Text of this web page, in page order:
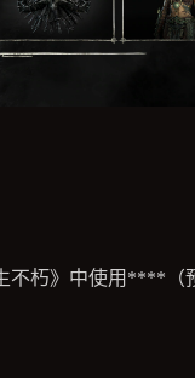
不朽》中使用****（